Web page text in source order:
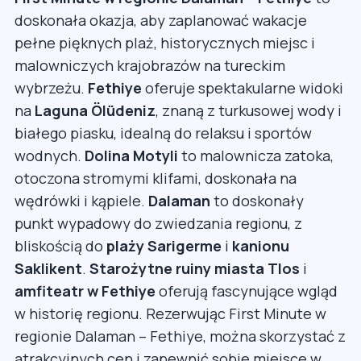
doskonała okazja, aby zaplanować wakacje
pełne pięknych plaż, historycznych miejsc i
malowniczych krajobrazów na tureckim
wybrzeżu. Fethiye oferuje spektakularne widoki
na Laguna Ölüdeniz, znaną z turkusowej wody i
białego piasku, idealną do relaksu i sportów
wodnych. Dolina Motyli to malownicza zatoka,
otoczona stromymi klifami, doskonała na
wędrówki i kąpiele. Dalaman to doskonały
punkt wypadowy do zwiedzania regionu, z
bliskością do plaży Sarigerme i kanionu
Saklikent. Starożytne ruiny miasta Tlos i
amfiteatr w Fethiye oferują fascynujące wgląd
w historię regionu. Rezerwując First Minute w
regionie Dalaman – Fethiye, można skorzystać z